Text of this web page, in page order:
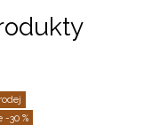
-30 %